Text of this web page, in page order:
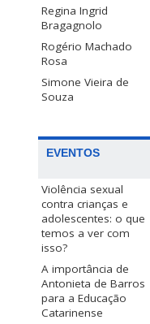
Regina Ingrid
Bragagnolo
Rogério Machado
Rosa
Simone Vieira de
Souza
EVENTOS
Violência sexual
contra crianças e
adolescentes: o que
temos a ver com
isso?
A importância de
Antonieta de Barros
para a Educação
Catarinense